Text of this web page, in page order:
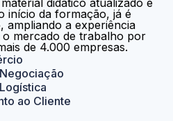
didático atualizado e
início da formação, já é
ampliando a experiência
mercado de trabalho por
de 4.000 empresas.
ao Cliente